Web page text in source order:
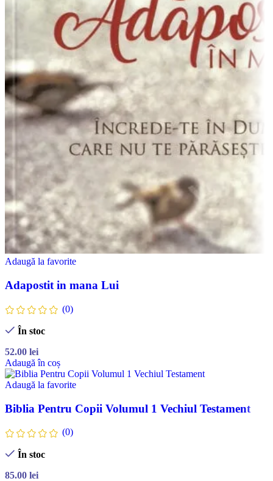
Adaugă la favorite
Adapostit in mana Lui
(0)
În stoc
52.00 lei
Adaugă în coș
Adaugă la favorite
Biblia Pentru Copii Volumul 1 Vechiul Testament
(0)
În stoc
85.00 lei